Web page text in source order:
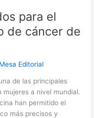
para el
de cáncer de
Mesa Editorial
de las principales
a nivel mundial.
han permitido el
más precisos y